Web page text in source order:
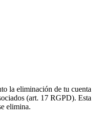
la eliminación de tu cuenta
(art. 17 RGPD). Esta
elimina.